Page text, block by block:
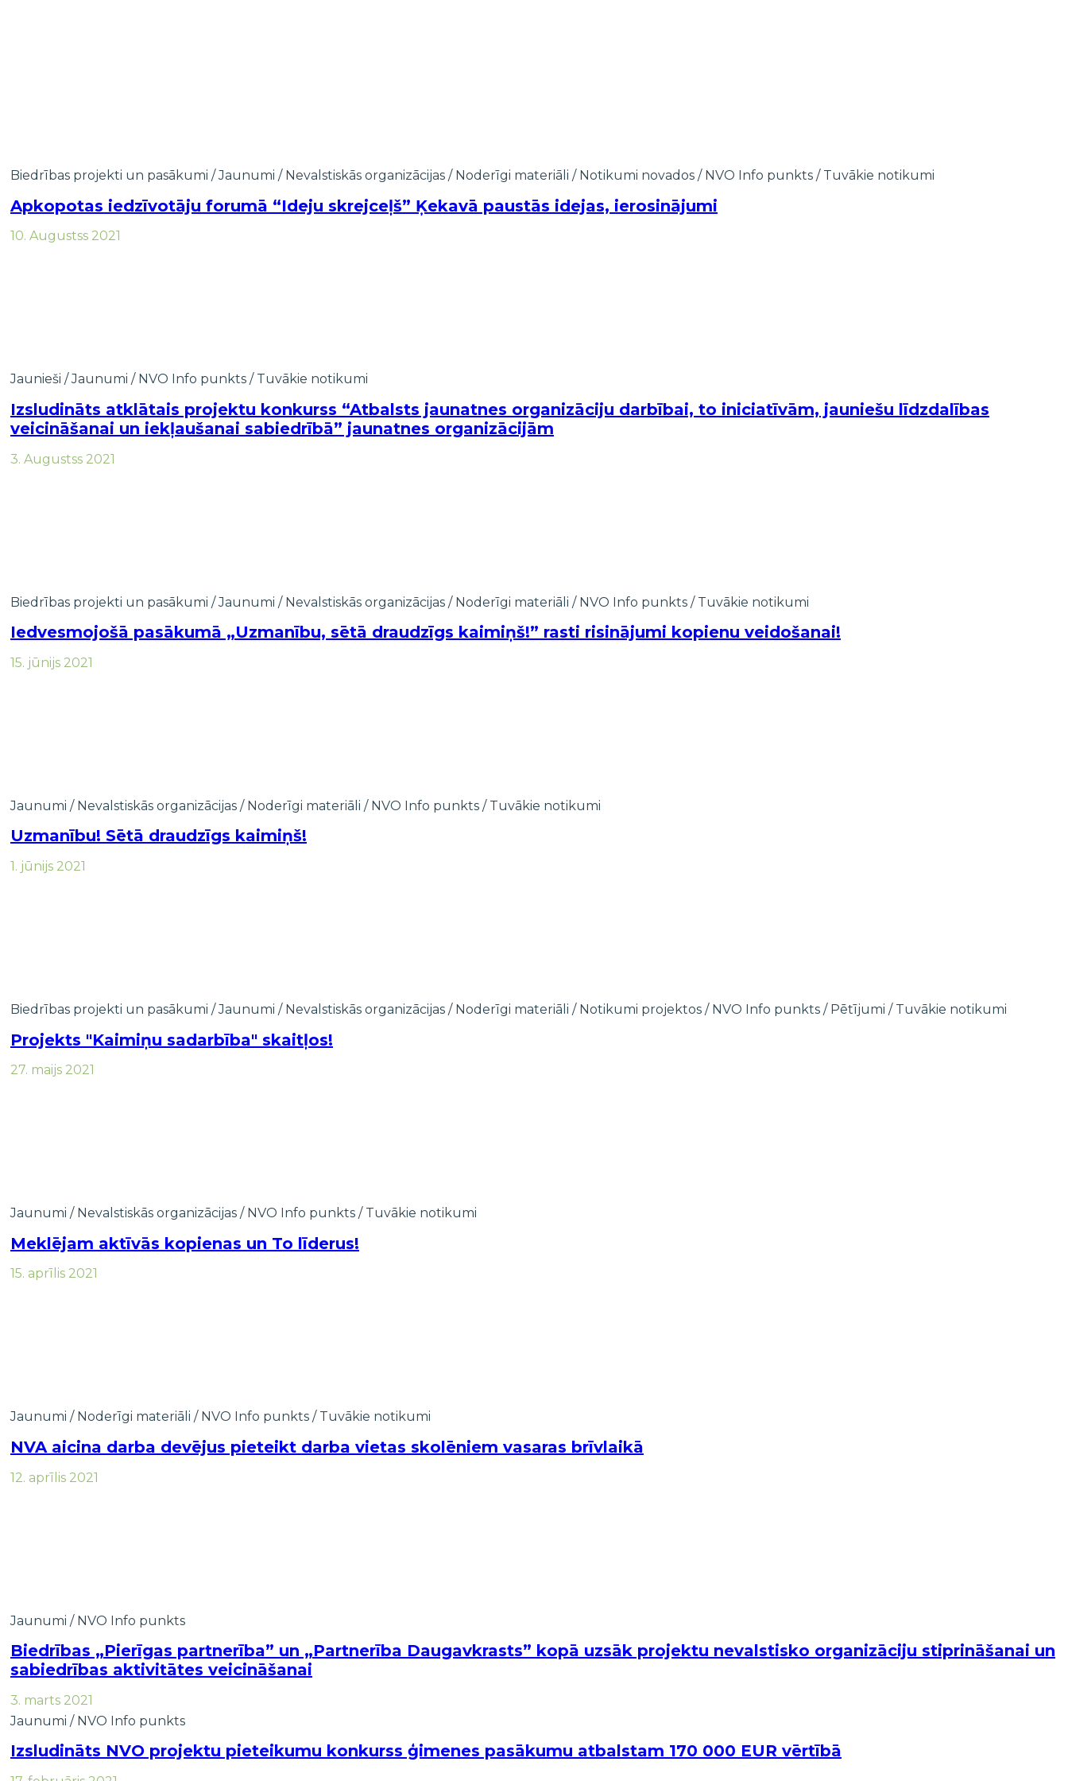
Biedrības projekti un pasākumi /Jaunumi / Nevalstiskās organizācijas / Noderīgi materiāli / Notikumi novados / NVO Info punkts / Tuvākie notikumi
Apkopotas iedzīvotāju forumā “Ideju skrejceļš” Ķekavā paustās idejas, ierosinājumi
10. Augustss 2021
Jaunieši /Jaunumi / NVO Info punkts / Tuvākie notikumi
Izsludināts atklātais projektu konkurss “Atbalsts jaunatnes organizāciju darbībai, to iniciatīvām, jauniešu līdzdalības
veicināšanai un iekļaušanai sabiedrībā” jaunatnes organizācijām
3. Augustss 2021
Biedrības projekti un pasākumi /Jaunumi / Nevalstiskās organizācijas / Noderīgi materiāli / NVO Info punkts / Tuvākie notikumi
Iedvesmojošā pasākumā „Uzmanību, sētā draudzīgs kaimiņš!” rasti risinājumi kopienu veidošanai!
15. jūnijs 2021
Jaunumi / Nevalstiskās organizācijas / Noderīgi materiāli / NVO Info punkts / Tuvākie notikumi
Uzmanību! Sētā draudzīgs kaimiņš!
1. jūnijs 2021
Biedrības projekti un pasākumi /Jaunumi / Nevalstiskās organizācijas / Noderīgi materiāli / Notikumi projektos / NVO Info punkts / Pētījumi / Tuvākie notikumi
Projekts "Kaimiņu sadarbība" skaitļos!
27. maijs 2021
Jaunumi / Nevalstiskās organizācijas / NVO Info punkts / Tuvākie notikumi
Meklējam aktīvās kopienas un To līderus!
15. aprīlis 2021
Jaunumi / Noderīgi materiāli / NVO Info punkts / Tuvākie notikumi
NVA aicina darba devējus pieteikt darba vietas skolēniem vasaras brīvlaikā
12. aprīlis 2021
Jaunumi / NVO Info punkts
Biedrības „Pierīgas partnerība” un „Partnerība Daugavkrasts” kopā uzsāk projektu nevalstisko organizāciju stiprināšanai un
sabiedrības aktivitātes veicināšanai
3. marts 2021
Jaunumi / NVO Info punkts
Izsludināts NVO projektu pieteikumu konkurss ģimenes pasākumu atbalstam 170 000 EUR vērtībā